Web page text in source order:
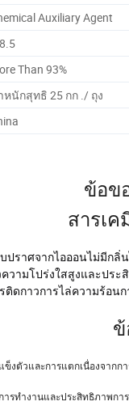
Auxiliary Agent
Than 93%
หนักสุทธิ 25 กก ./ ถุง
ข้อข
สารเค
ปราศจากไอออนไม่มีก
วามโปร่งใสสูงและปร
กาวการไล่ความร้อน
ข้
งตัวและการแตกเนื่องจากก
รทำงานและประสิทธิภาพกา